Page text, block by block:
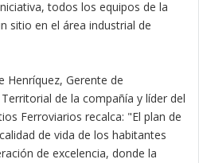
todos los equipos de la
sitio en el área industrial de
Henríquez, Gerente de
de la compañía y líder del
Ferroviarios recalca: "El plan de
de vida de los habitantes
de excelencia, donde la